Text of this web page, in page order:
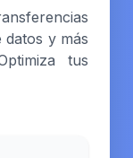
datos y más
tus